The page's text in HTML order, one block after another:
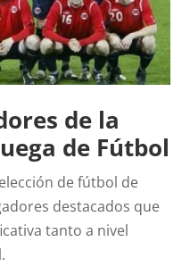
de la
de Fútbol
de fútbol de
destacados que
tanto a nivel